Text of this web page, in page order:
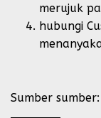
merujuk
hubungi
Sumber sumber: